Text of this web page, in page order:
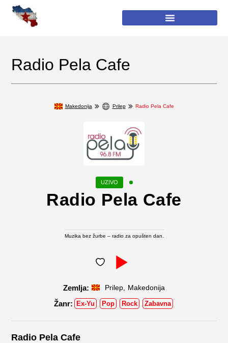
Radio Pela Cafe
Makedonija Prilep Radio Pela Cafe
Radio Pela Cafe
Muzika bez žurbe – radio za opušten dan.
Prilep Makedonija
Ex-Yu Pop Rock Zabavna
Radio Pela Cafe